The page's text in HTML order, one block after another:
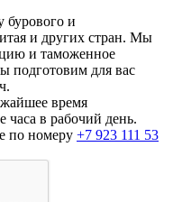
бурового и
и других стран. Мы
и таможенное
подготовим для вас
время
часа в рабочий день.
по номеру +7 923 111 53